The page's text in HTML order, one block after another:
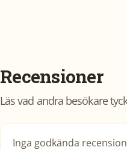
Recensioner
Läs vad andra besökare
Inga godkända